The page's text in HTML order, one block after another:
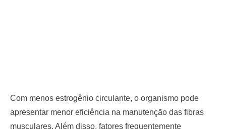
Com menos estrogênio circulante, o organismo pode
apresentar menor eficiência na manutenção das fibras
musculares. Além disso, fatores frequentemente